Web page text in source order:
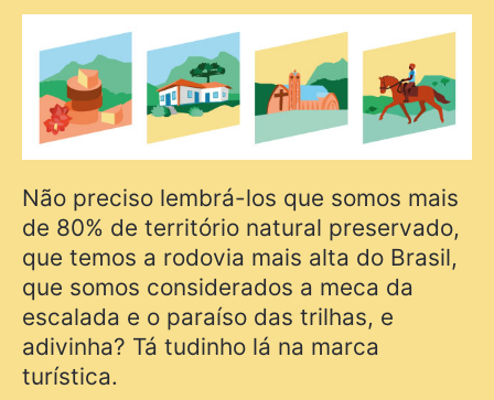
Não preciso lembrá-los que somos mais
de 80% de território natural preservado,
que temos a rodovia mais alta do Brasil,
que somos considerados a meca da
escalada e o paraíso das trilhas, e
adivinha? Tá tudinho lá na marca
turística.